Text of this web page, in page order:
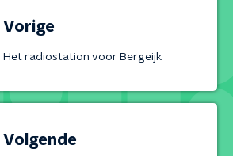
Vorige
Het radiostation voor Bergeijk
Volgende